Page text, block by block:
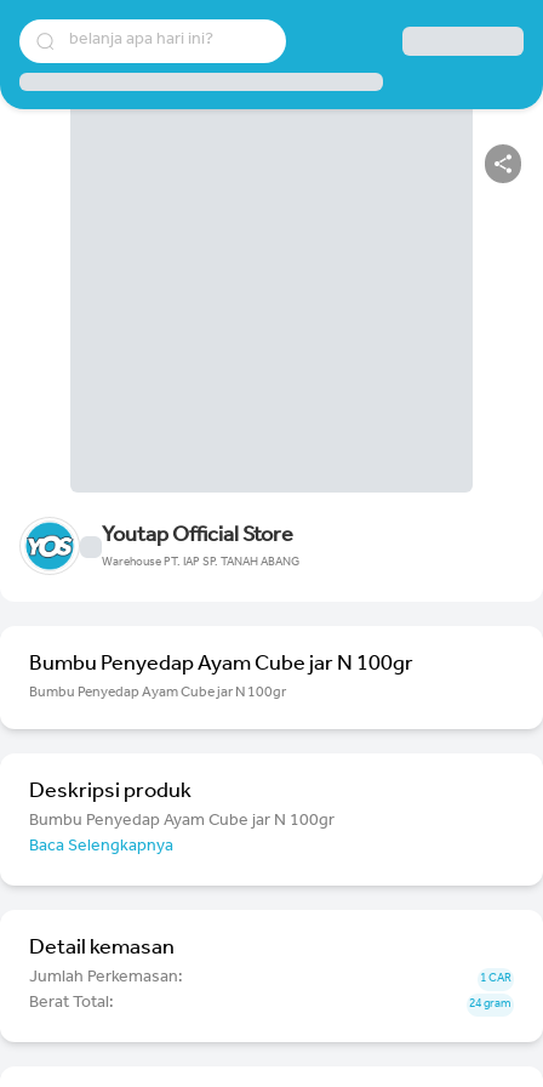
belanja apa hari ini?
Youtap Official Store
Warehouse PT. IAP SP. TANAH ABANG
Bumbu Penyedap Ayam Cube jar N 100gr
Bumbu Penyedap Ayam Cube jar N 100gr
Deskripsi produk
Bumbu Penyedap Ayam Cube jar N 100gr
Baca Selengkapnya
Detail kemasan
Jumlah Perkemasan: 1 CAR
Berat Total: 24 gram